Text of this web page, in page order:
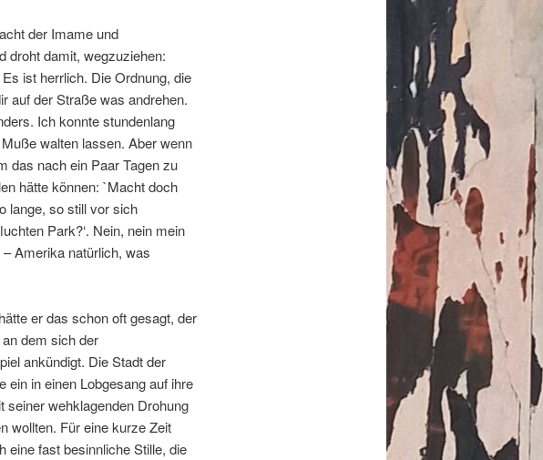
der Imame und
droht damit, wegzuziehen:
ist herrlich. Die Ordnung, die
auf der Straße was andrehen.
Ich konnte stundenlang
walten lassen. Aber wenn
das nach ein Paar Tagen zu
hätte können: `Macht doch
lange, so still vor sich
Park?‘. Nein, nein mein
Amerika natürlich, was
er das schon oft gesagt, der
dem sich der
ankündigt. Die Stadt der
in einen Lobgesang auf ihre
seiner wehklagenden Drohung
wollten. Für eine kurze Zeit
eine fast besinnliche Stille, die